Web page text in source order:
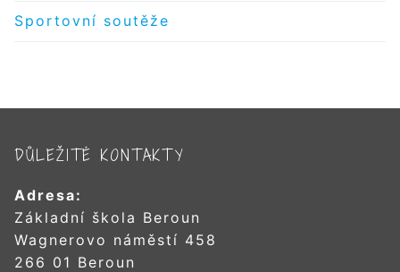
Sportovní soutěže
DŮLEŽITÉ KONTAKTY
Adresa:
Základní škola Beroun
Wagnerovo náměstí 458
266 01 Beroun